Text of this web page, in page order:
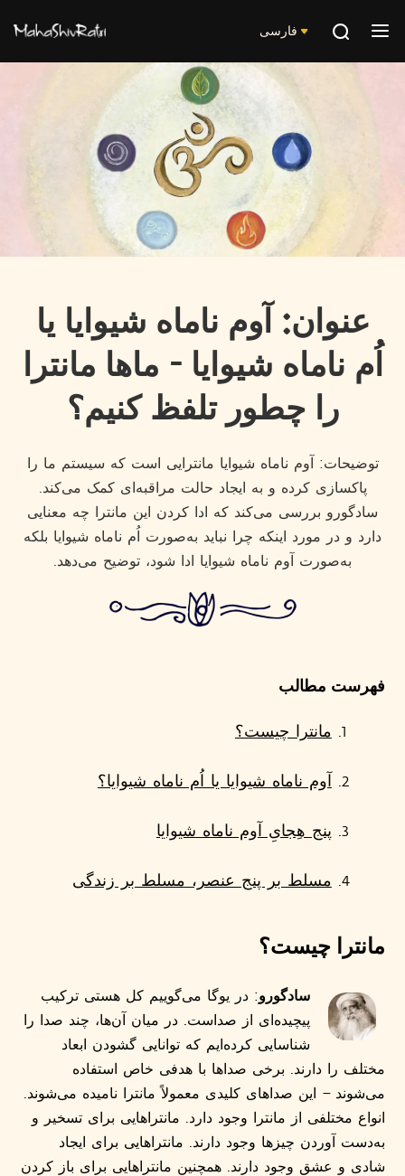
فارسی
عنوان: آوم ناماه شیوایا یا
اُم ناماه شیوایا - ماها مانترا
را چطور تلفظ کنیم؟
توضیحات: آوم ناماه شیوایا مانترایی است که سیستم ما را
پاکسازی کرده و به ایجاد حالت مراقبه‌ای کمک می‌کند.
سادگورو بررسی می‌کند که ادا کردن این مانترا چه معنایی
دارد و در مورد اینکه چرا نباید به‌صورت اُم ناماه شیوایا بلکه
به‌صورت آوم ناماه شیوایا ادا شود، توضیح می‌دهد.
فهرست مطالب
مانترا چیست؟
آوم ناماه شیوایا یا اُم ناماه شیوایا؟
پنج هِجایِ آوم ناماه شیوایا
مسلط بر پنج عنصر، مسلط بر زندگی
مانترا چیست؟
سادگورو: در یوگا می‌گوییم کل هستی ترکیب
پیچیده‌ای از صداست. در میان آن‌ها، چند صدا را
شناسایی کرده‌ایم که توانایی گشودن ابعاد
مختلف را دارند. برخی صداها با هدفی خاص استفاده
می‌شوند – این صداهای کلیدی معمولاً مانترا نامیده می‌شوند.
انواع مختلفی از مانترا وجود دارد. مانتراهایی برای تسخیر و
به‌دست آوردن چیزها وجود دارند. مانتراهایی برای ایجاد
شادی و عشق وجود دارند. همچنین مانتراهایی برای باز کردن